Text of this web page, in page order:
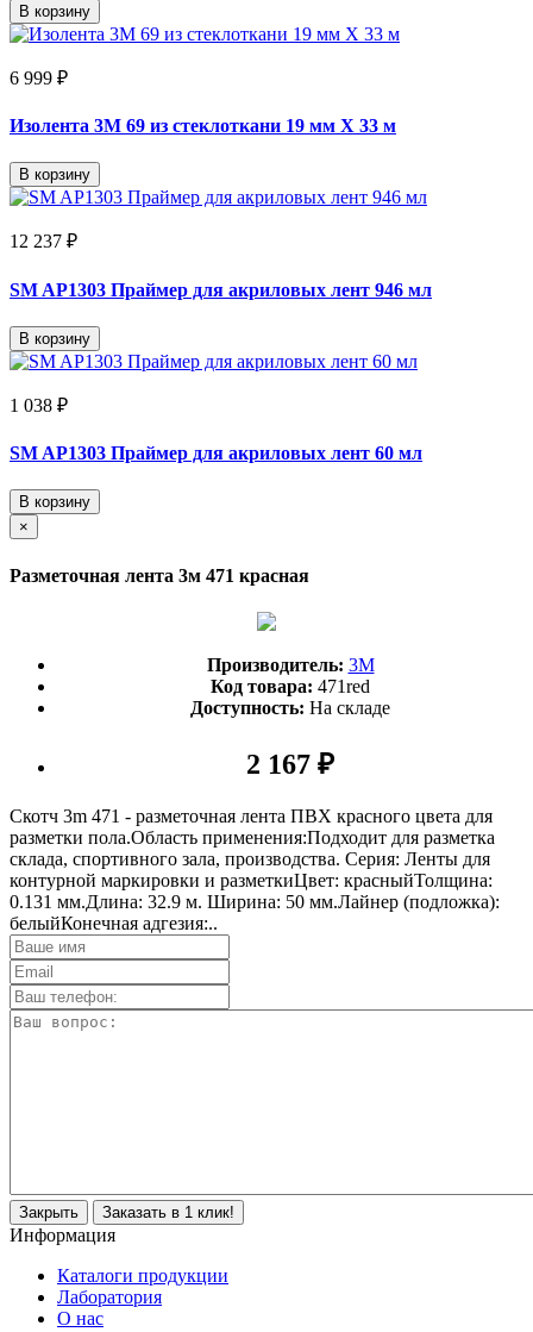
В корзину
6 999 ₽
Изолента 3M 69 из стеклоткани 19 мм Х 33 м
В корзину
12 237 ₽
SM AP1303 Праймер для акриловых лент 946 мл
В корзину
1 038 ₽
SM AP1303 Праймер для акриловых лент 60 мл
В корзину
×
Разметочная лента 3м 471 красная
Производитель: 3М
Код товара: 471red
Доступность: На складе
2 167 ₽
Скотч 3m 471 - разметочная лента ПВХ красного цвета для
разметки пола.Область применения:Подходит для разметка
склада, спортивного зала, производства. Серия: Ленты для
контурной маркировки и разметкиЦвет: красныйТолщина:
0.131 мм.Длина: 32.9 м. Ширина: 50 мм.Лайнер (подложка):
белыйКонечная адгезия:..
Закрыть Заказать в 1 клик!
Информация
Каталоги продукции
Лаборатория
О нас